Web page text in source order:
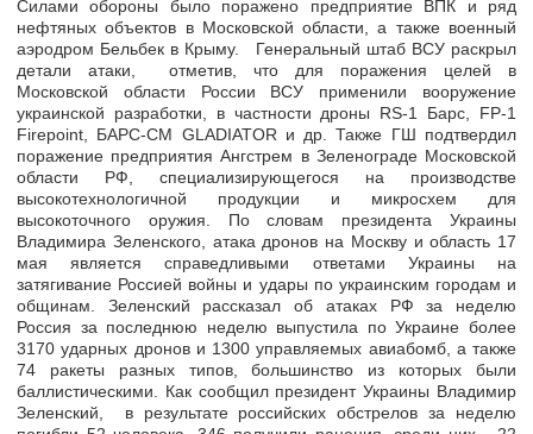
Силами обороны было поражено предприятие ВПК и ряд
нефтяных объектов в Московской области, а также военный
аэродром Бельбек в Крыму. Генеральный штаб ВСУ раскрыл
детали атаки, отметив, что для поражения целей в
Московской области России ВСУ применили вооружение
украинской разработки, в частности дроны RS-1 Барс, FP-1
Firepoint, БАРС-СМ GLADIATOR и др. Также ГШ подтвердил
поражение предприятия Ангстрем в Зеленограде Московской
области РФ, специализирующегося на производстве
высокотехнологичной продукции и микросхем для
высокоточного оружия. По словам президента Украины
Владимира Зеленского, атака дронов на Москву и область 17
мая является справедливыми ответами Украины на
затягивание Россией войны и удары по украинским городам и
общинам. Зеленский рассказал об атаках РФ за неделю
Россия за последнюю неделю выпустила по Украине более
3170 ударных дронов и 1300 управляемых авиабомб, а также
74 ракеты разных типов, большинство из которых были
баллистическими. Как сообщил президент Украины Владимир
Зеленский, в результате российских обстрелов за неделю